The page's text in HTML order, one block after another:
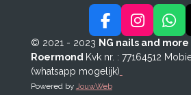
F
a
c
e
b
I
n
s
W
h
a
© 2021 - 2023 NG nails and more
Roermond Kvk nr. : 77164512
(whatsapp mogelijk)
Powered by JouwWeb